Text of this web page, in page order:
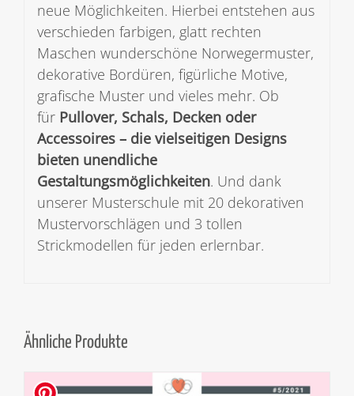
neue Möglichkeiten. Hierbei entstehen aus
verschieden farbigen, glatt rechten
Maschen wunderschöne Norwegermuster,
dekorative Bordüren, figürliche Motive,
grafische Muster und vieles mehr. Ob
für Pullover, Schals, Decken oder
Accessoires – die vielseitigen Designs
bieten unendliche
Gestaltungsmöglichkeiten. Und dank
unserer Musterschule mit 20 dekorativen
Mustervorschlägen und 3 tollen
Strickmodellen für jeden erlernbar.
Ähnliche Produkte